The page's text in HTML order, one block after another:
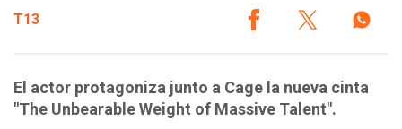
T13
El actor protagoniza junto a Cage la nueva cinta
"The Unbearable Weight of Massive Talent".